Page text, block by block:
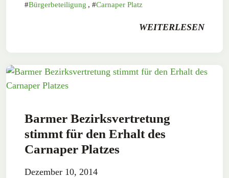
Bürgerbeteiligung , Carnaper Platz
WEITERLESEN
Barmer Bezirksvertretung
stimmt für den Erhalt des
Carnaper Platzes
Dezember 10, 2014